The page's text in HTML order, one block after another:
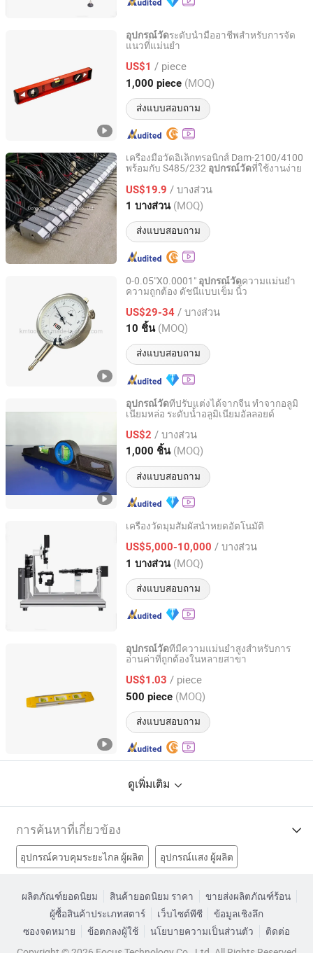
อุปกรณ์วัดระดับน้ำมืออาชีพสำหรับการจัด
แนวที่แม่นยำ
US$1 / piece
1,000 piece (MOQ)
ส่งแบบสอบถาม
Lanxi Kangfeng Tools and Supplies Factory
Zhejiang, China อัตราจาก 2025
เครื่องมือวัดอิเล็กทรอนิกส์ Dam-2100/4100
พร้อมกับ S485/232 อุปกรณ์วัดที่ใช้งานง่าย
US$19.9 / บางส่วน
1 บางส่วน (MOQ)
ส่งแบบสอบถาม
Dongguan SYS Industrial Co., Ltd.
Guangdong, China อัตราจาก 2020
0-0.05"X0.0001" อุปกรณ์วัดความแม่นยำ
ความถูกต้อง ดัชนีแบบเข็ม นิ้ว
US$29-34 / บางส่วน
10 ชิ้น (MOQ)
ส่งแบบสอบถาม
Deko Corporation
Shaanxi, China อัตราจาก 2016
อุปกรณ์วัดที่ปรับแต่งได้จากจีน ทำจากอลูมิ
เนียมหล่อ ระดับน้ำอลูมิเนียมอัลลอยด์
US$2 / บางส่วน
1,000 ชิ้น (MOQ)
ส่งแบบสอบถาม
Shanghai Rainbow Industry and Trade Co., Ltd.
Shanghai, China อัตราจาก 2020
เครื่องวัดมุมสัมผัสน้ำหยดอัตโนมัติ
US$5,000-10,000 / บางส่วน
1 บางส่วน (MOQ)
ส่งแบบสอบถาม
Jinan Boni Technology Co., Ltd
Shandong, China อัตราจาก 2023
อุปกรณ์วัดที่มีความแม่นยำสูงสำหรับการ
อ่านค่าที่ถูกต้องในหลายสาขา
US$1.03 / piece
500 piece (MOQ)
ส่งแบบสอบถาม
Lanxi Kangfeng Tools and Supplies Factory
Zhejiang, China อัตราจาก 2025
ดูเพิ่มเติม
การค้นหาที่เกี่ยวข้อง
อุปกรณ์ควบคุมระยะไกล ผู้ผลิต อุปกรณ์แสง ผู้ผลิต
อุปกรณ์นำทางจีพีเอสโรงงาน อุปกรณ์วัดระยะโรงงาน
ผลิตภัณฑ์ยอดนิยม สินค้ายอดนิยม ราคา
ขายส่งผลิตภัณฑ์ร้อน
ผู้ซื้อสินค้าประเภทสตาร์
เว็บไซต์พีซี
ข้อมูลเชิงลึก
ซองจดหมาย
ข้อตกลงผู้ใช้ นโยบายความเป็นส่วนตัว
ติดต่อ